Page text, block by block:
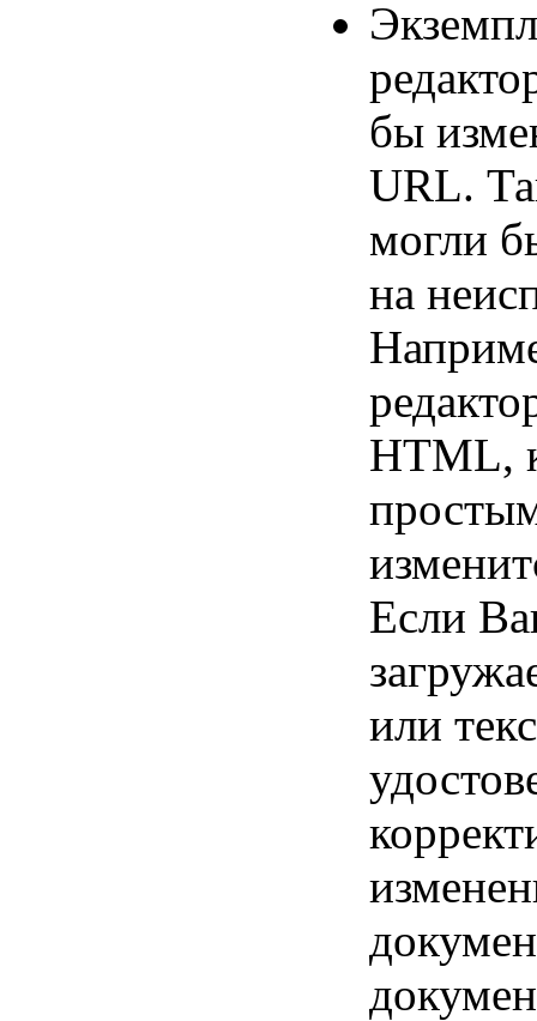
бы
URL.
могли
на
HTML,
Если
или